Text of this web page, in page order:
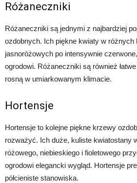
Różaneczniki
Różaneczniki są jednymi z najbardziej
ozdobnych. Ich piękne kwiaty w różnych
jasnoróżowych po intensywnie
ogrodowi. Różaneczniki są również
rosną w umiarkowanym klimacie.
Hortensje
Hortensje to kolejne piękne krzewy
rozważyć. Ich duże, kuliste kwiatostany
różowego, niebieskiego i fioletowego
ogrodowi elegancki wygląd. Hortensje
półcieniste stanowiska.